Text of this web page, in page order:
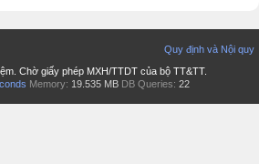
Quy định và Nội quy
Chờ giấy phép MXH/TTDT của bộ TT&TT.
Memory: 19.535 MB DB Queries: 22